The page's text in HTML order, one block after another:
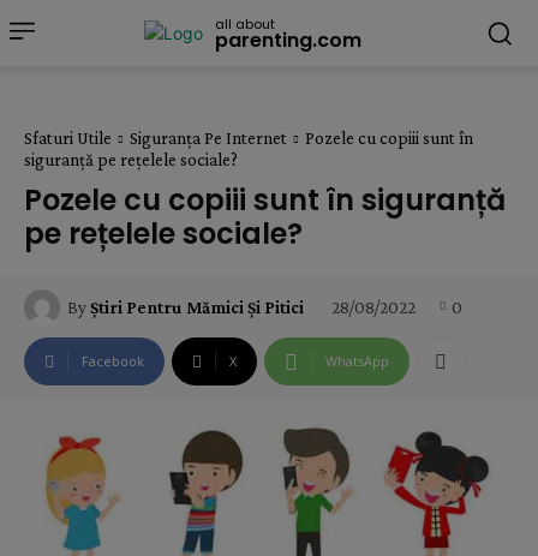
all about
parenting.com
Sfaturi Utile Siguranța Pe Internet
Pozele cu copiii sunt în
siguranță pe rețelele sociale?
Pozele cu copiii sunt în siguranță
pe rețelele sociale?
ByȘtiri Pentru Mămici Și Pitici 28/08/2022 0
Facebook X WhatsApp